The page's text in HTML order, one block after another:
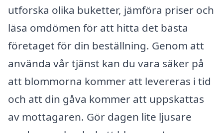
utforska olika buketter, jämföra priser och
läsa omdömen för att hitta det bästa
företaget för din beställning. Genom att
använda vår tjänst kan du vara säker på
att blommorna kommer att levereras i tid
och att din gåva kommer att uppskattas
av mottagaren. Gör dagen lite ljusare